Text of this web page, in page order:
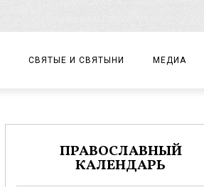
СВЯТЫЕ И СВЯТЫНИ МЕДИА
ФОТО
ПРАВОСЛАВНЫЙ
КАЛЕНДАРЬ